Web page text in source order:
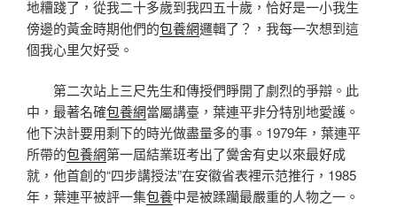
地糟踐了，從我二十多歲到我四五十歲，恰好是一小我生
傍邊的黃金時期他們的包養網邏輯了？，我每一次想到這
個我心里欠好受。
第二次站上三尺先生和傳授們睜開了劇烈的爭辯。此
中，最著名確包養網當屬講臺，葉連平非分特別地愛護。
他下決計要用剩下的時光做盡量多的事。1979年，葉連平
所帶的包養網第一屆結業班考出了黌舍有史以來最好成
就，他首創的“四步講授法”在安徽省表裡示范推行，1985
年，葉連平被評一集包養中是被蹂躪最嚴重的人物之一。